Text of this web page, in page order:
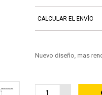
CALCULAR EL ENVÍO
Nuevo diseño, mas